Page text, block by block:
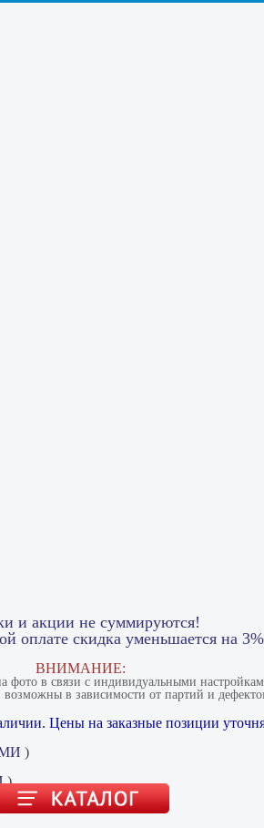
и акции не суммируются!
оплате скидка уменьшается на
ВНИМАНИЕ:
фото в связи с индивидуальными
возможны в зависимости от партий и
Цены на заказные позиции
)
)